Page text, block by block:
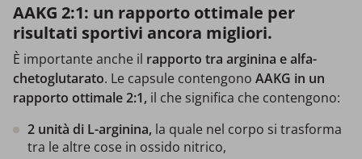
AAKG 2:1: un rapporto ottimale per
risultati sportivi ancora migliori.
È importante anche il rapporto tra arginina e alfa-
chetoglutarato. Le capsule contengono AAKG in un
rapporto ottimale 2:1, il che significa che contengono:
2 unità di L-arginina, la quale nel corpo si trasforma
tra le altre cose in ossido nitrico,